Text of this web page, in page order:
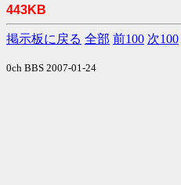
443KB
掲示板に戻る 全部 前100 次100
0ch BBS 2007-01-24